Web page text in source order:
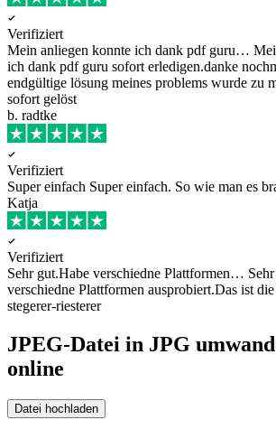
Verifiziert
Mein anliegen konnte ich dank pdf guru…
ich dank pdf guru sofort erledigen.danke
endgültige lösung meines problems wurde zu
sofort gelöst
b. radtke
Verifiziert
Super einfach Super einfach. So wie man es
Katja
Verifiziert
Sehr gut.Habe verschiedne Plattformen…
verschiedne Plattformen ausprobiert.Das ist
stegerer-riesterer
JPEG-Datei in JPG
online
Datei hochladen